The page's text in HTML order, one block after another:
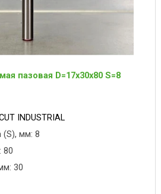
пазовая D=17x30x80 S=8
INDUSTRIAL
(S), мм: 8
80
30